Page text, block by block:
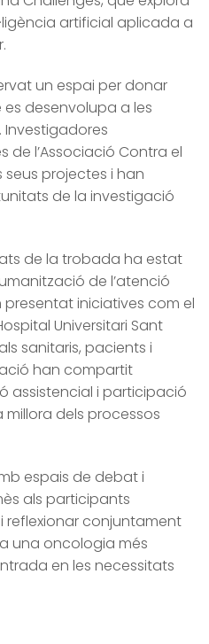
artificial aplicada a
un espai per donar
desenvolupa a les
de l’Associació Contra el
projectes i han
de la investigació
de la trobada ha estat
de l’atenció
iniciatives com el
Universitari Sant
sanitaris, pacients i
han compartit
assistencial i participació
dels processos
espais de debat i
als participants
reflexionar conjuntament
una oncologia més
en les necessitats